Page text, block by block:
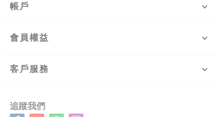
帳戶
會員權益
客戶服務
追蹤我們